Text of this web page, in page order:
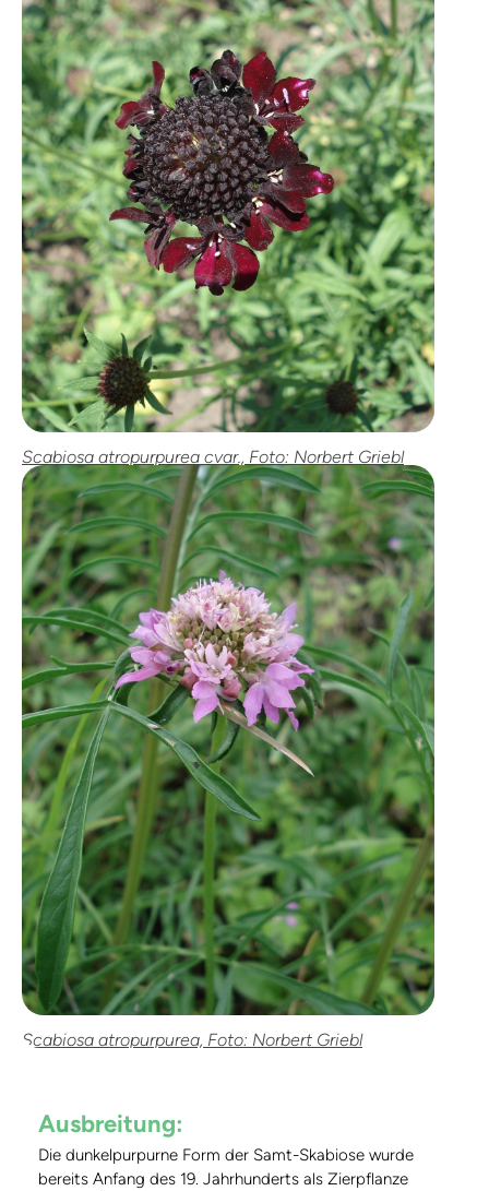
Scabiosa atropurpurea cvar., Foto: Norbert Griebl
Scabiosa atropurpurea, Foto: Norbert Griebl
Ausbreitung:
Die dunkelpurpurne Form der Samt-Skabiose wurde
bereits Anfang des 19. Jahrhunderts als Zierpflanze